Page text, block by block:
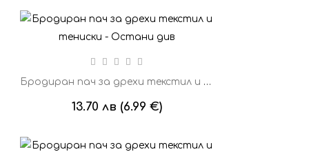
Бродиран пач за дрехи текстил и тениски - Остани див
13.70 лв (6.99 €)